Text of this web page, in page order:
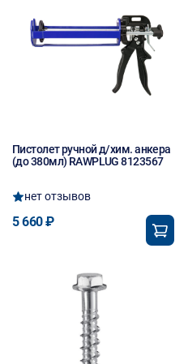
Пистолет ручной д/хим. анкера
(до 380мл) RAWPLUG 8123567
нет отзывов
5 660 ₽